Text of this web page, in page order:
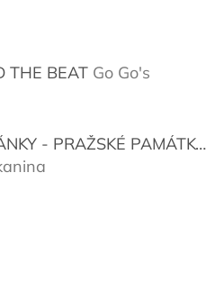
THE BEAT Go Go's
je 5 z 5 hvězdiček.
VYSTŘIHOVÁNKY - PRAŽSKÉ PAMÁTKY
je 5 z 5 hvězdiček.